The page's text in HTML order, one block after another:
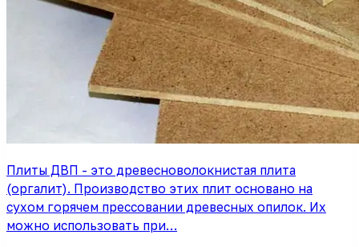
Плиты ДВП - это древесноволокнистая плита
(оргалит). Производство этих плит основано на
сухом горячем прессовании древесных опилок. Их
можно использовать при…